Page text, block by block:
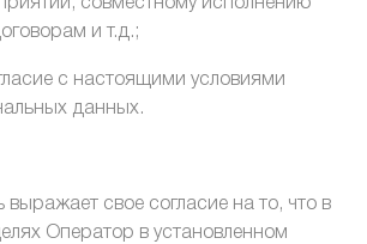
совместному исполнению
и т.д.;
с настоящими условиями
данных.
свое согласие на то, что в
Оператор в установленном